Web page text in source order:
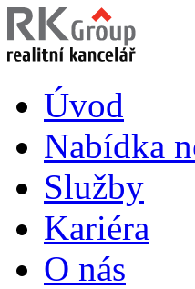
Úvod
Nabídka
Služby
Kariéra
O nás